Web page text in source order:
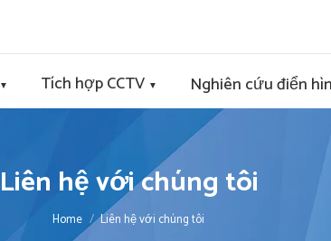
▼ Tích hợp CCTV ▼ Nghiên cứu điển
Liên hệ với chúng tôi
You are here:
Home Liên hệ với chúng tôi